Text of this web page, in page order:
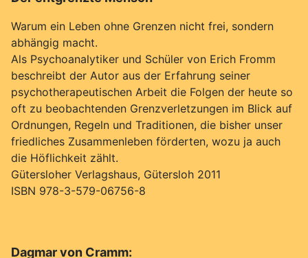
Warum ein Leben ohne Grenzen nicht frei, sondern
abhängig macht.
Als Psychoanalytiker und Schüler von Erich Fromm
beschreibt der Autor aus der Erfahrung seiner
psychotherapeutischen Arbeit die Folgen der heute so
oft zu beobachtenden Grenzverletzungen im Blick auf
Ordnungen, Regeln und Traditionen, die bisher unser
friedliches Zusammenleben förderten, wozu ja auch
die Höflichkeit zählt.
Gütersloher Verlagshaus, Gütersloh 2011
ISBN 978-3-579-06756-8
Dagmar von Cramm: